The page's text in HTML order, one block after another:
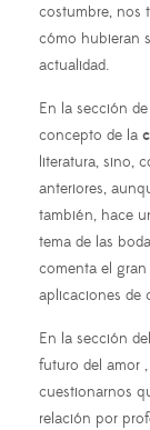
costumbre, nos
cómo hubieran
actualidad.
En la sección de
concepto de la
literatura, sino,
anteriores,
también, hace
tema de las
comenta el
aplicaciones de
En la sección del
futuro del amor
cuestionarnos
relación por